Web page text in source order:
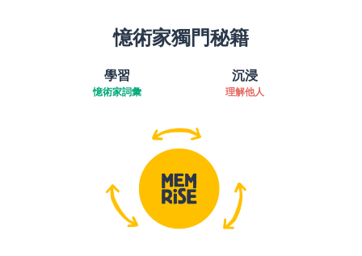
憶術家獨門秘籍
學習
憶術家詞彙
沉浸
理解他人